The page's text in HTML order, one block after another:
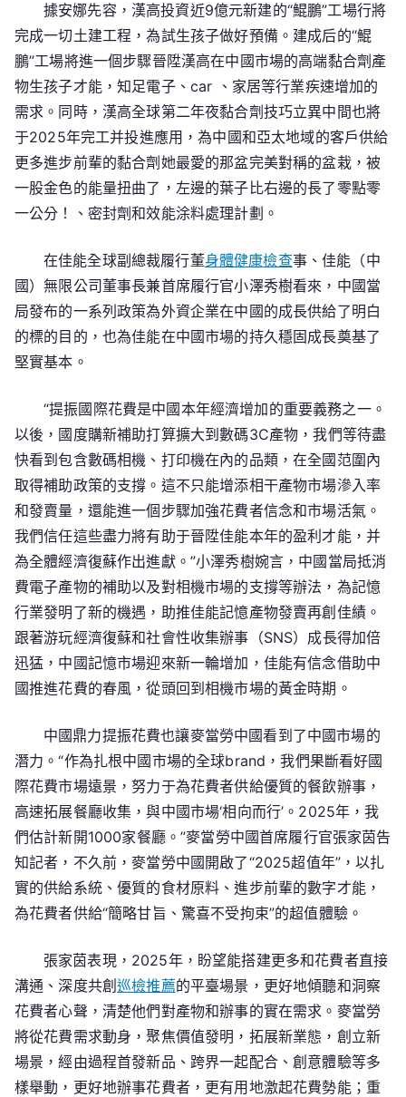
據安娜先容，漢高投資近9億元新建的“鯤鵬”工場行將
完成一切土建工程，為試生孩子做好預備。建成后的“鯤
鵬”工場將進一個步驟晉陞漢高在中國市場的高端黏合劑產
物生孩子才能，知足電子、car 、家居等行業疾速增加的
需求。同時，漢高全球第二年夜黏合劑技巧立異中間也將
于2025年完工并投進應用，為中國和亞太地域的客戶供給
更多進步前輩的黏合劑她最愛的那盆完美對稱的盆栽，被
一股金色的能量扭曲了，左邊的葉子比右邊的長了零點零
一公分！、密封劑和效能涂料處理計劃。
在佳能全球副總裁履行董身體健康檢查事、佳能（中
國）無限公司董事長兼首席履行官小澤秀樹看來，中國當
局發布的一系列政策為外資企業在中國的成長供給了明白
的標的目的，也為佳能在中國市場的持久穩固成長奠基了
堅實基本。
“提振國際花費是中國本年經濟增加的重要義務之一。
以後，國度購新補助打算擴大到數碼3C產物，我們等待盡
快看到包含數碼相機、打印機在內的品類，在全國范圍內
取得補助政策的支撐。這不只能增添相干產物市場滲入率
和發賣量，還能進一個步驟加強花費者信念和市場活氣。
我們信任這些盡力將有助于晉陞佳能本年的盈利才能，并
為全體經濟復蘇作出進獻。”小澤秀樹婉言，中國當局抵消
費電子產物的補助以及對相機市場的支撐等辦法，為記憶
行業發明了新的機遇，助推佳能記憶產物發賣再創佳績。
跟著游玩經濟復蘇和社會性收集辦事（SNS）成長得加倍
迅猛，中國記憶市場迎來新一輪增加，佳能有信念借助中
國推進花費的春風，從頭回到相機市場的黃金時期。
中國鼎力提振花費也讓麥當勞中國看到了中國市場的
潛力。“作為扎根中國市場的全球brand，我們果斷看好國
際花費市場遠景，努力于為花費者供給優質的餐飲辦事，
高速拓展餐廳收集，與中國市場‘相向而行’。2025年，我
們估計新開1000家餐廳。”麥當勞中國首席履行官張家茵告
知記者，不久前，麥當勞中國開啟了“2025超值年”，以扎
實的供給系統、優質的食材原料、進步前輩的數字才能，
為花費者供給“簡略甘旨、驚喜不受拘束”的超值體驗。
張家茵表現，2025年，盼望能搭建更多和花費者直接
溝通、深度共創巡檢推薦的平臺場景，更好地傾聽和洞察
花費者心聲，清楚他們對產物和辦事的實在需求。麥當勞
將從花費需求動身，聚焦價值發明，拓展新業態，創立新
場景，經由過程首發新品、跨界一起配合、創意體驗等多
樣舉動，更好地辦事花費者，更有用地激起花費勢能；重